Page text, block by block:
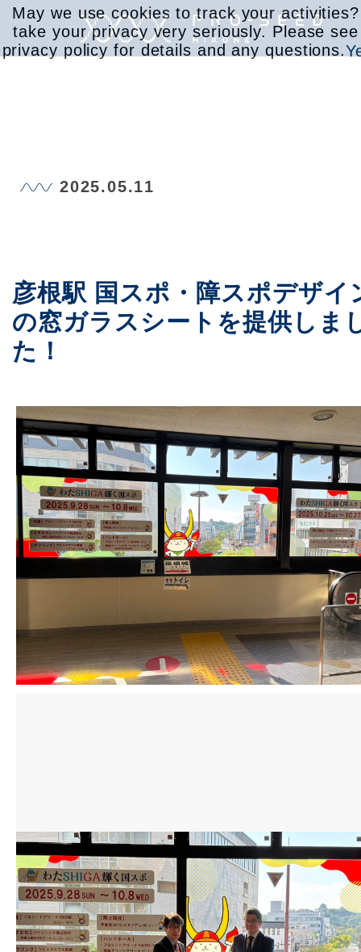
取り組み
お知らせ
ロボット教室・プログラミング教室
採用情報
2025.05.11
彦根駅 国スポ・障スポデザイ
の窓ガラスシートを提供しま
た！
May we use cookies to track your
take your privacy very seriously. Please
privacy policy for details and any questions.